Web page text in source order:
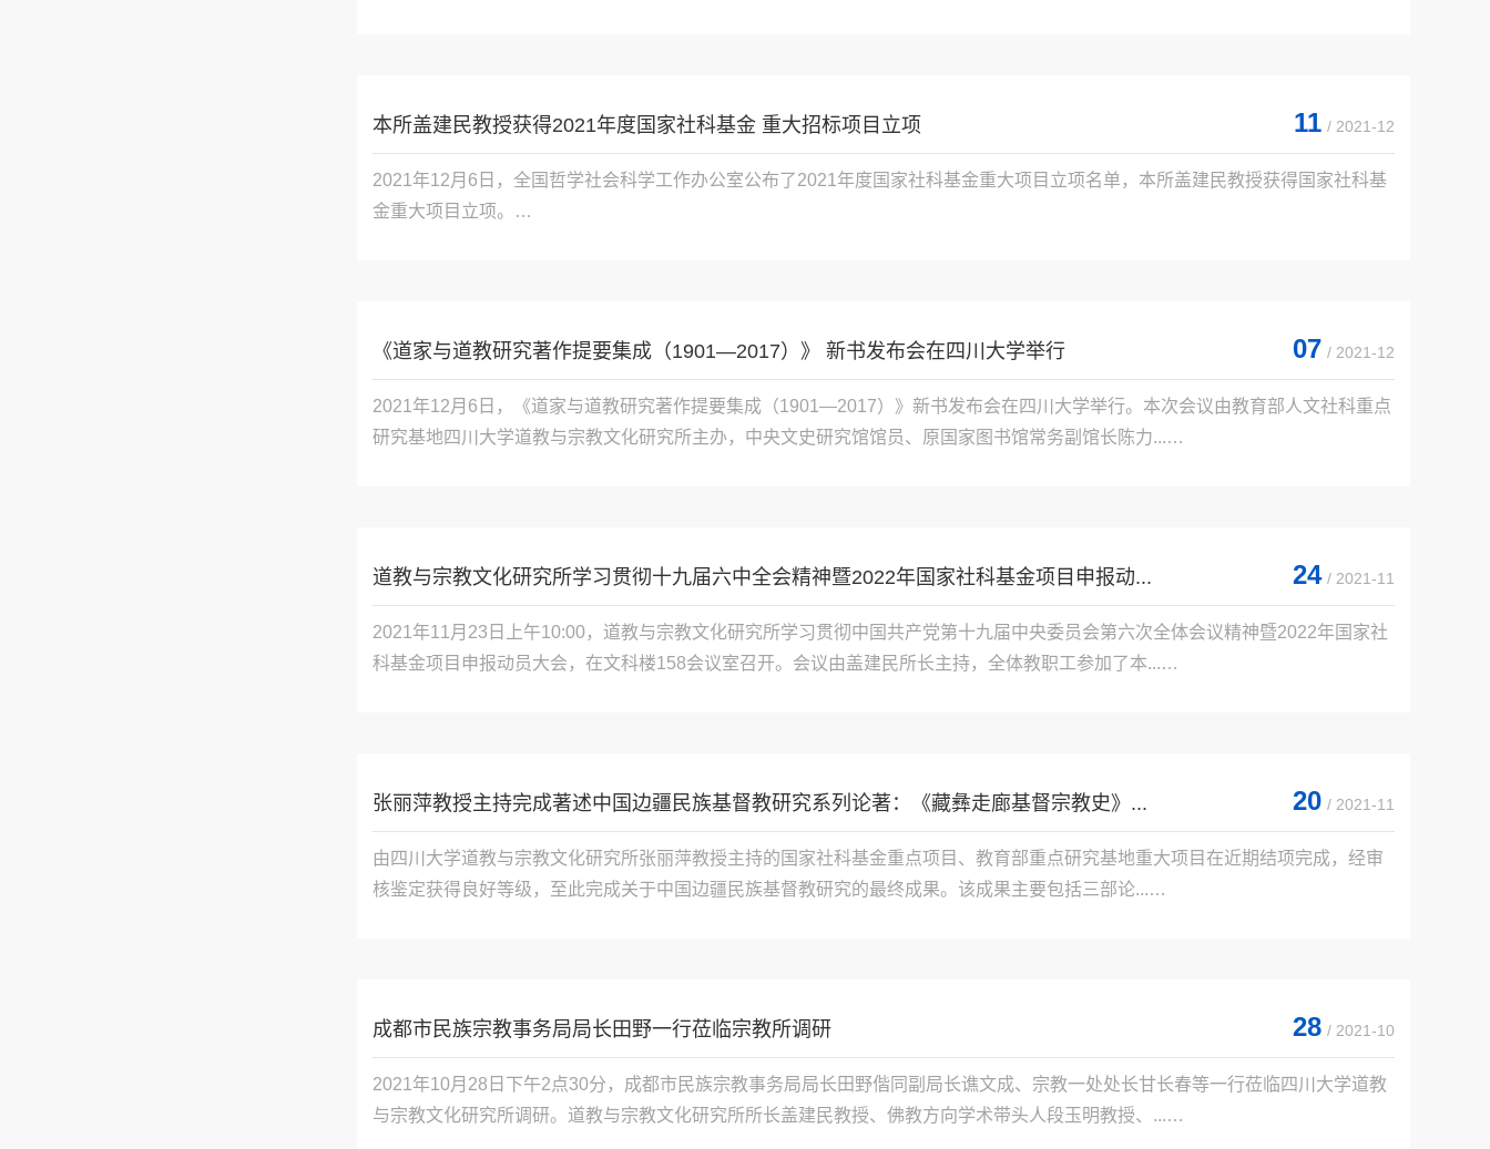
本所盖建民教授获得2021年度国家社科基金 重大招标项目立项 11 / 2021-12
2021年12月6日，全国哲学社会科学工作办公室公布了2021年度国家社科基金重大项目立项名单，本所盖建民教授获得国家社科基
金重大项目立项。
《道家与道教研究著作提要集成（1901—2017）》 新书发布会在四川大学举行 07 / 2021-12
2021年12月6日，《道家与道教研究著作提要集成（1901—2017）》新书发布会在四川大学举行。本次会议由教育部人文社科重点
研究基地四川大学道教与宗教文化研究所主办，中央文史研究馆馆员、原国家图书馆常务副馆长陈力...
道教与宗教文化研究所学习贯彻十九届六中全会精神暨2022年国家社科基金项目申报动... 24 / 2021-11
2021年11月23日上午10:00，道教与宗教文化研究所学习贯彻中国共产党第十九届中央委员会第六次全体会议精神暨2022年国家社
科基金项目申报动员大会，在文科楼158会议室召开。会议由盖建民所长主持，全体教职工参加了本...
张丽萍教授主持完成著述中国边疆民族基督教研究系列论著：《藏彝走廊基督宗教史》... 20 / 2021-11
由四川大学道教与宗教文化研究所张丽萍教授主持的国家社科基金重点项目、教育部重点研究基地重大项目在近期结项完成，经审
核鉴定获得良好等级，至此完成关于中国边疆民族基督教研究的最终成果。该成果主要包括三部论...
成都市民族宗教事务局局长田野一行莅临宗教所调研 28 / 2021-10
2021年10月28日下午2点30分，成都市民族宗教事务局局长田野偕同副局长谯文成、宗教一处处长甘长春等一行莅临四川大学道教
与宗教文化研究所调研。道教与宗教文化研究所所长盖建民教授、佛教方向学术带头人段玉明教授、...